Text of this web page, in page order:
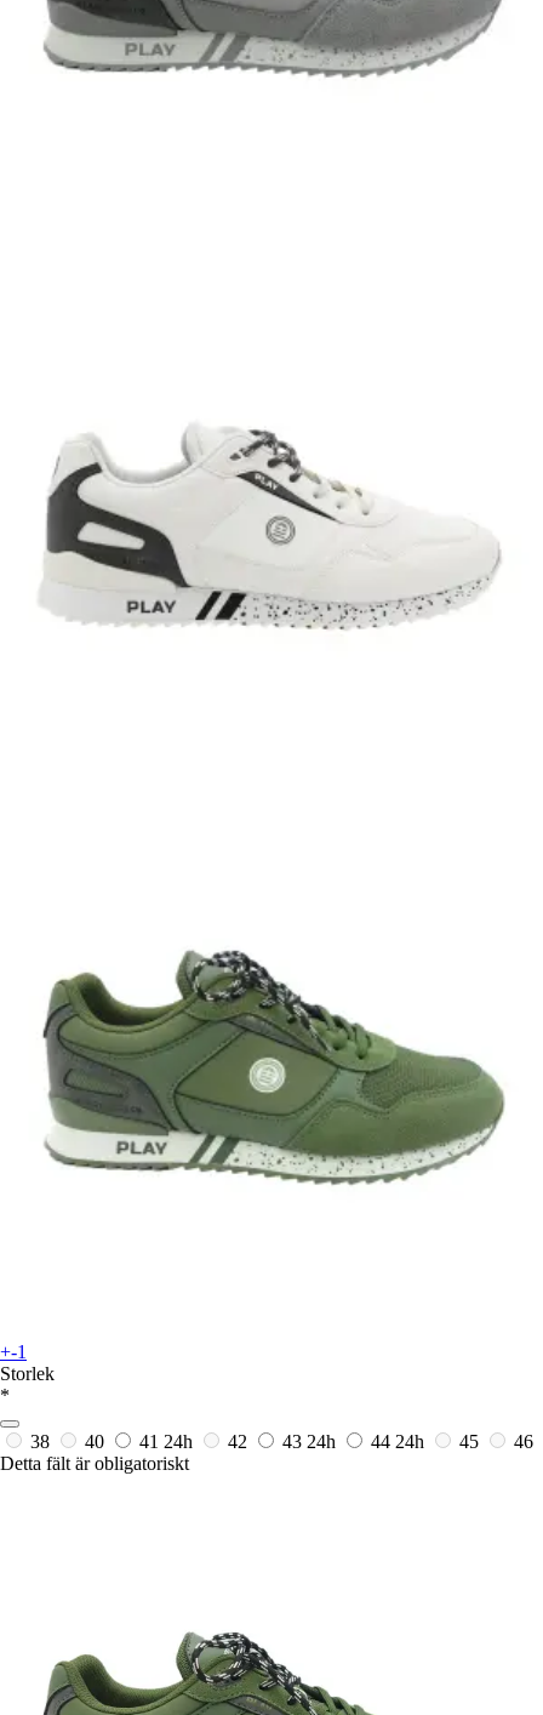
+-1
Storlek
*
38 40 41 24h 42 43 24h 44 24h 45
46
Detta fält är obligatoriskt